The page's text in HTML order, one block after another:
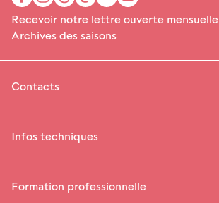
Recevoir notre lettre ouverte mensuelle
Archives des saisons
Contacts
Infos techniques
Formation professionnelle